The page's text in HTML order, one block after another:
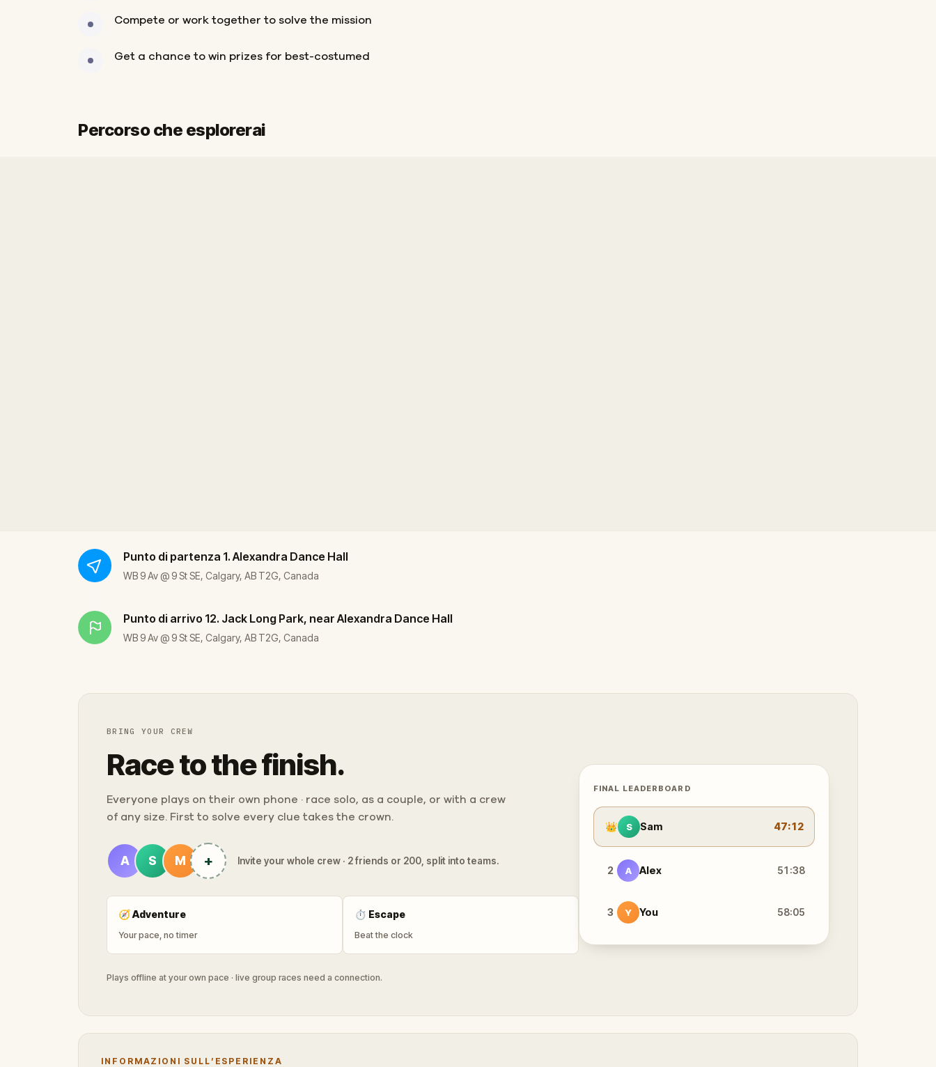
Compete or work together to solve the mission
Get a chance to win prizes for best-costumed
Percorso che esplorerai
Punto di partenza 1. Alexandra Dance Hall
WB 9 Av @ 9 St SE, Calgary, AB T2G, Canada
Punto di arrivo 12. Jack Long Park, near Alexandra Dance Hall
WB 9 Av @ 9 St SE, Calgary, AB T2G, Canada
BRING YOUR CREW
Race to the finish.
Everyone plays on their own phone · race solo, as a couple, or with a crew
of any size. First to solve every clue takes the crown.
A S M + Invite your whole crew · 2 friends or 200, split into teams.
🧭Adventure
Your pace, no timer
⏱ Escape
Beat the clock
Plays offline at your own pace · live group races need a connection.
FINAL LEADERBOARD
👑 S Sam 47:12
2 A Alex 51:38
3 Y You 58:05
INFORMAZIONI SULL’ESPERIENZA